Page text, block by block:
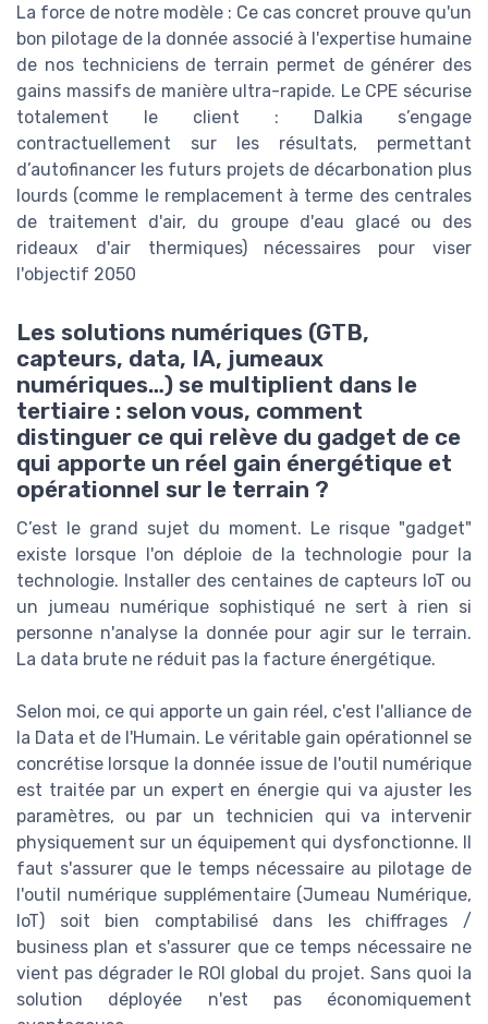
La force de notre modèle : Ce cas concret prouve qu'un
bon pilotage de la donnée associé à l'expertise humaine
de nos techniciens de terrain permet de générer des
gains massifs de manière ultra-rapide. Le CPE sécurise
totalement le client : Dalkia s’engage
contractuellement sur les résultats, permettant
d’autofinancer les futurs projets de décarbonation plus
lourds (comme le remplacement à terme des centrales
de traitement d'air, du groupe d'eau glacé ou des
rideaux d'air thermiques) nécessaires pour viser
l'objectif 2050
Les solutions numériques (GTB,
capteurs, data, IA, jumeaux
numériques…) se multiplient dans le
tertiaire : selon vous, comment
distinguer ce qui relève du gadget de ce
qui apporte un réel gain énergétique et
opérationnel sur le terrain ?
C’est le grand sujet du moment. Le risque "gadget"
existe lorsque l'on déploie de la technologie pour la
technologie. Installer des centaines de capteurs IoT ou
un jumeau numérique sophistiqué ne sert à rien si
personne n'analyse la donnée pour agir sur le terrain.
La data brute ne réduit pas la facture énergétique.
Selon moi, ce qui apporte un gain réel, c'est l'alliance de
la Data et de l'Humain. Le véritable gain opérationnel se
concrétise lorsque la donnée issue de l'outil numérique
est traitée par un expert en énergie qui va ajuster les
paramètres, ou par un technicien qui va intervenir
physiquement sur un équipement qui dysfonctionne. Il
faut s'assurer que le temps nécessaire au pilotage de
l'outil numérique supplémentaire (Jumeau Numérique,
IoT) soit bien comptabilisé dans les chiffrages /
business plan et s'assurer que ce temps nécessaire ne
vient pas dégrader le ROI global du projet. Sans quoi la
solution déployée n'est pas économiquement